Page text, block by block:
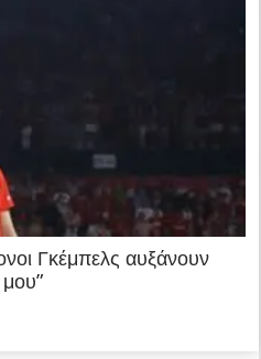
Γκέμπελς αυξάνουν